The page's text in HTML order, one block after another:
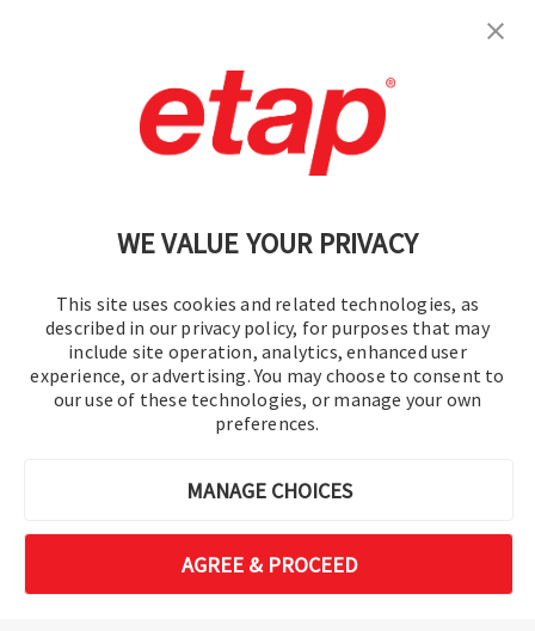
WE VALUE YOUR PRIVACY
This site uses cookies and related technologies, as
described in our privacy policy, for purposes that may
include site operation, analytics, enhanced user
experience, or advertising. You may choose to consent to
our use of these technologies, or manage your own
preferences.
MANAGE CHOICES
AGREE & PROCEED
Kontakt aufnehmen. | Nutzungsbedingungen
Datenschutzrichtlinie | Sitemap
© 2016–2026 Operation Technology, Inc.
Alle Rechte vorbehalten.